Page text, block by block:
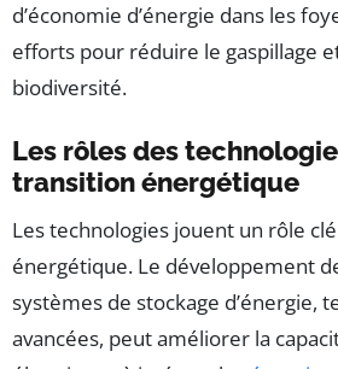
d’économie d’énergie dans les
efforts pour réduire le gaspillage
biodiversité.
Les rôles des
transition énergétique
Les technologies jouent un rôle
énergétique. Le développement
systèmes de stockage d’énergie,
avancées, peut améliorer la